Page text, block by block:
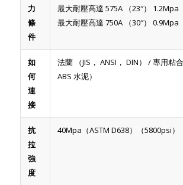
力
條
件
最大耐壓高達 575A （23″） 1.2Mpa
最大耐壓高達 750A （30″） 0.9Mpa
如
何
連
接
法蘭 （JIS， ANSI， DIN） / 專用粘
ABS 水泥）
抗
拉
強
度
40Mpa（ASTM D638）（5800psi）